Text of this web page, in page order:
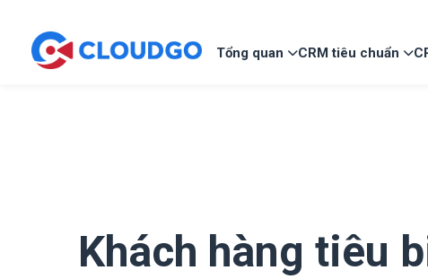
Tổng quan CRM tiêu chuẩn
Khách hàng tiêu